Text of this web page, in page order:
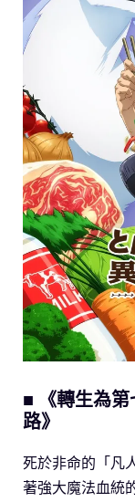
■ 《轉生為
路》
死於非命的「凡
著強大魔法血統